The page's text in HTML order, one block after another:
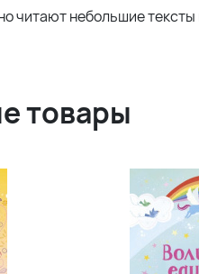
читают небольшие
товары